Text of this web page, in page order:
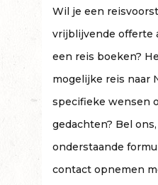
Wil je een
vrijblijvende offerte
een reis boeken?
mogelijke reis naar
specifieke wensen
gedachten? Bel ons,
onderstaande
contact opnemen